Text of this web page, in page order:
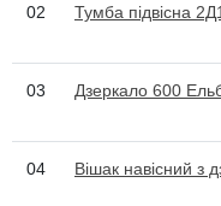
02 Тумба підвісна
03 Дзеркало 600
04 Вішак навісний з